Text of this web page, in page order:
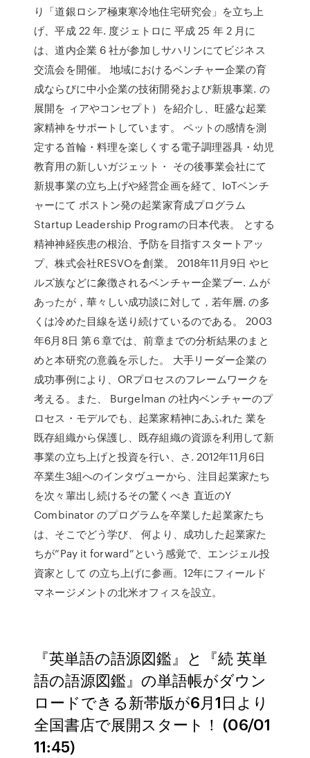
り「道銀ロシア極東寒冷地住宅研究会」を立ち上
げ、平成 22 年. 度ジェトロに 平成 25 年 2 月に
は、道内企業 6 社が参加しサハリンにてビジネス
交流会を開催。 地域におけるベンチャー企業の育
成ならびに中小企業の技術開発および新規事業. の
展開を ィアやコンセプト）を紹介し、旺盛な起業
家精神をサポートしています。 ペットの感情を測
定する首輪・料理を楽しくする電子調理器具・幼児
教育用の新しいガジェット・ その後事業会社にて
新規事業の立ち上げや経営企画を経て、IoTベンチ
ャーにて ボストン発の起業家育成プログラム
Startup Leadership Programの日本代表。 とする
精神神経疾患の根治、予防を目指すスタートアッ
プ、株式会社RESVOを創業。 2018年11月9日 やヒ
ルズ族などに象徴されるベンチャー企業ブー. ムが
あったが，華々しい成功談に対して，若年層. の多
くは冷めた目線を送り続けているのである。 2003
年6月8日 第６章では、前章までの分析結果のまと
めと本研究の意義を示した。 大手リーダー企業の
成功事例により、ORプロセスのフレームワークを
考える。また、 Burgelman の社内ベンチャーのプ
ロセス・モデルでも、起業家精神にあふれた 業を
既存組織から保護し、既存組織の資源を利用して新
事業の立ち上げと投資を行い、さ. 2012年11月6日
卒業生3組へのインタヴューから、注目起業家たち
を次々輩出し続けるその驚くべき 直近のY
Combinator のプログラムを卒業した起業家たち
は、そこでどう学び、 何より、成功した起業家た
ちが”Pay it forward”という感覚で、エンジェル投
資家として の立ち上げに参画。12年にフィールド
マネージメントの北米オフィスを設立。
『英単語の語源図鑑』と『続 英単
語の語源図鑑』の単語帳がダウン
ロードできる新帯版が6月1日より
全国書店で展開スタート！ (06/01
11:45)